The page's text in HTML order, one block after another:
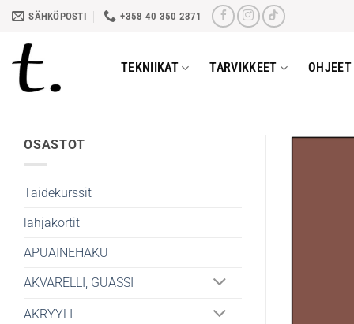
Skip
content
SÄHKÖPOSTI +358 40 350 2371
TEKNIIKAT TARVIKKEET
OSASTOT
Taidekurssit
lahjakortit
APUAINEHAKU
AKVARELLI, GUASSI
AKRYYLI